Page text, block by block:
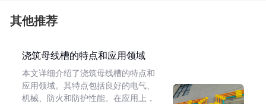
其他推荐
浇筑母线槽的特点和应用领域
本文详细介绍了浇筑母线槽的特点和
应用领域。其特点包括良好的电气、
机械、防火和防护性能。在应用上，